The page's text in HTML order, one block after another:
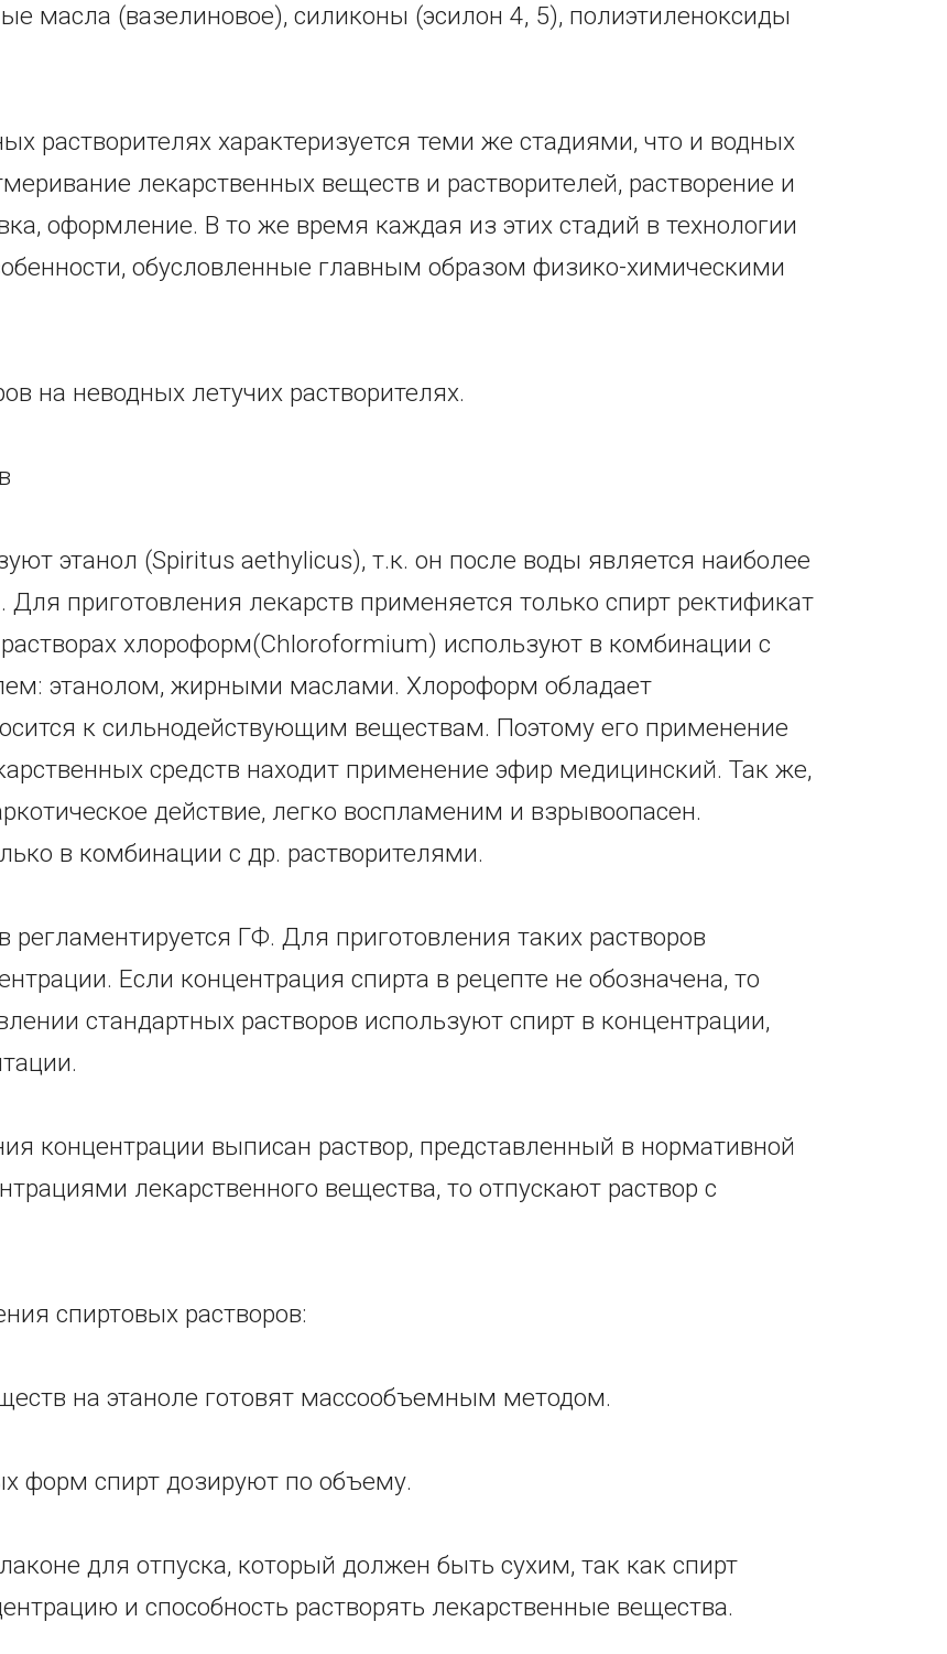
масла (вазелиновое), силиконы (эсилон 4, 5), полиэтиленоксиды
растворителях характеризуется теми же стадиями, что и водных
лекарственных веществ и растворителей, растворение и
оформление. В то же время каждая из этих стадий в технологии
обусловленные главным образом физико-химическими
на неводных летучих растворителях.
этанол (Spiritus aethylicus), т.к. он после воды является наиболее
приготовления лекарств применяется только спирт ректификат
хлороформ(Chloroformium) используют в комбинации с
этанолом, жирными маслами. Хлороформ обладает
к сильнодействующим веществам. Поэтому его применение
средств находит применение эфир медицинский. Так же,
действие, легко воспламеним и взрывоопасен.
в комбинации с др. растворителями.
регламентируется ГФ. Для приготовления таких растворов
Если концентрация спирта в рецепте не обозначена, то
стандартных растворов используют спирт в концентрации,
концентрации выписан раствор, представленный в нормативной
лекарственного вещества, то отпускают раствор с
спиртовых растворов:
на этаноле готовят массообъемным методом.
форм спирт дозируют по объему.
для отпуска, который должен быть сухим, так как спирт
и способность растворять лекарственные вещества.